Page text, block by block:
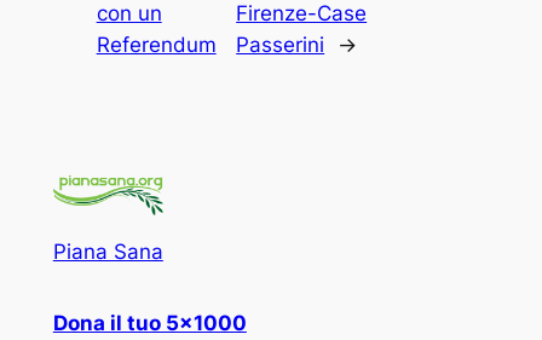
con un
Referendum
Firenze-Case
Passerini
→
Piana Sana
Dona il tuo 5×1000